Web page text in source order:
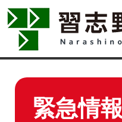
緊急情報